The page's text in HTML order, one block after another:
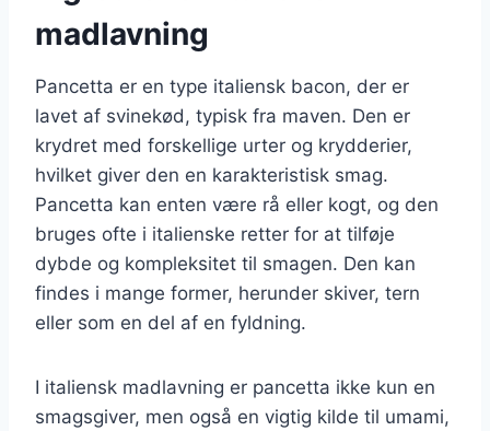
madlavning
Pancetta er en type italiensk bacon, der er
lavet af svinekød, typisk fra maven. Den er
krydret med forskellige urter og krydderier,
hvilket giver den en karakteristisk smag.
Pancetta kan enten være rå eller kogt, og den
bruges ofte i italienske retter for at tilføje
dybde og kompleksitet til smagen. Den kan
findes i mange former, herunder skiver, tern
eller som en del af en fyldning.
I italiensk madlavning er pancetta ikke kun en
smagsgiver, men også en vigtig kilde til umami,